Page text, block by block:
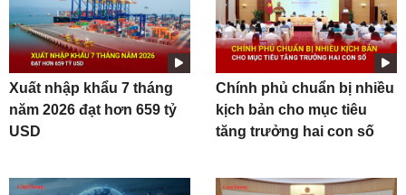
Xuất nhập khẩu 7 tháng
năm 2026 đạt hơn 659 tỷ
USD
Chính phủ chuẩn bị nhiều
kịch bản cho mục tiêu
tăng trưởng hai con số